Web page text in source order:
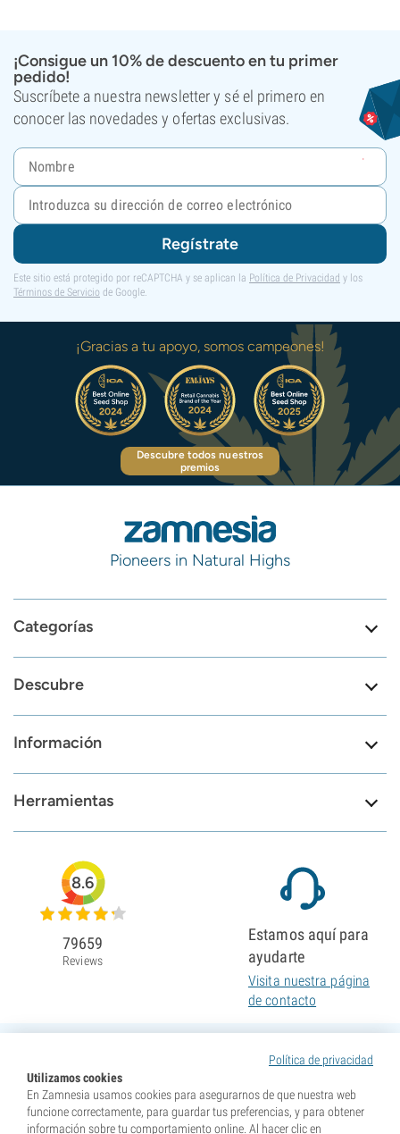
¡Consigue un 10% de descuento en tu primer
pedido!
Suscríbete a nuestra newsletter y sé el primero en
conocer las novedades y ofertas exclusivas.
Regístrate
Este sitio está protegido por reCAPTCHA y se aplican la Política de Privacidad y los
Términos de Servicio de Google.
¡Gracias a tu apoyo, somos campeones!
Descubre todos nuestros
premios
Pioneers in Natural Highs
Categorías
Descubre
Información
Herramientas
Política de privacidad
Utilizamos cookies
En Zamnesia usamos cookies para asegurarnos de que nuestra web
funcione correctamente, para guardar tus preferencias, y para obtener
información sobre tu comportamiento online. Al hacer clic en
8.6
79659
Reviews
Estamos aquí para
ayudarte
Visita nuestra página
de contacto